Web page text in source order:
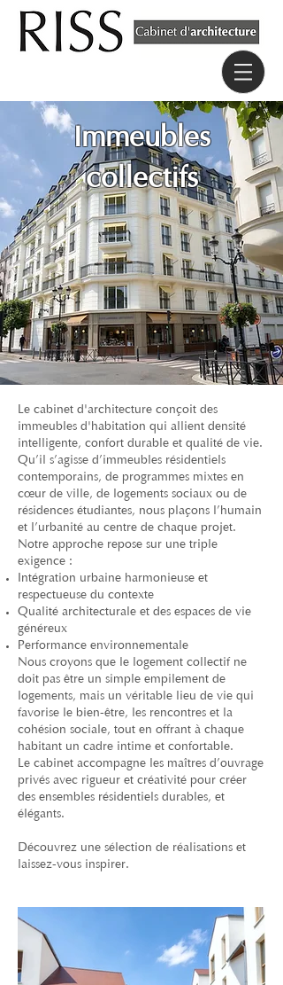
Immeubles
collectifs
Le cabinet d'architecture conçoit des
immeubles d'habitation qui allient densité
intelligente, confort durable et qualité de vie.
Qu’il s’agisse d’immeubles résidentiels
contemporains, de programmes mixtes en
cœur de ville, de logements sociaux ou de
résidences étudiantes, nous plaçons l’humain
et l’urbanité au centre de chaque projet.
Notre approche repose sur une triple
exigence :
Intégration urbaine harmonieuse et
respectueuse du contexte
Qualité architecturale et des espaces de vie
généreux
Performance environnementale
Nous croyons que le logement collectif ne
doit pas être un simple empilement de
logements, mais un véritable lieu de vie qui
favorise le bien-être, les rencontres et la
cohésion sociale, tout en offrant à chaque
habitant un cadre intime et confortable.
Le cabinet accompagne les maîtres d’ouvrage
privés avec rigueur et créativité pour créer
des ensembles résidentiels durables, et
élégants.
Découvrez une sélection de réalisations et
laissez-vous inspirer.